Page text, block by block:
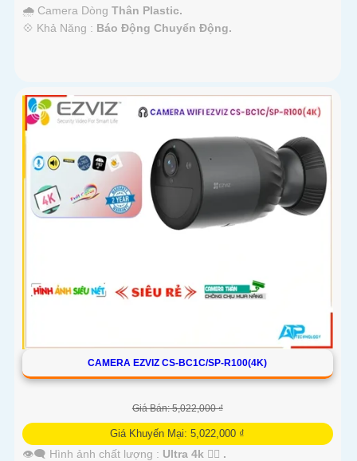
🌧️ Camera Dòng Thân Plastic.
️💠 Khả Năng : Báo Động Chuyển Động.
CAMERA EZVIZ CS-BC1C/SP-R100(4K)
Giá Bán: 5,022,000 ₫
Giá Khuyến Mại: 5,022,000 ₫
👁️‍🗨 Hình ảnh chất lượng : Ultra 4k 👍🏾 .